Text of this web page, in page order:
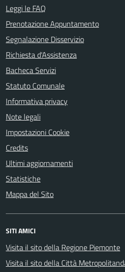
Leggi le FAQ
Prenotazione Appuntamento
Segnalazione Disservizio
Richiesta d'Assistenza
Bacheca Servizi
Statuto Comunale
Informativa privacy
Note legali
Impostazioni Cookie
Credits
Ultimi aggiornamenti
Statistiche
Mappa del Sito
SITI AMICI
Visita il sito della Regione Piemonte
Visita il sito della Città